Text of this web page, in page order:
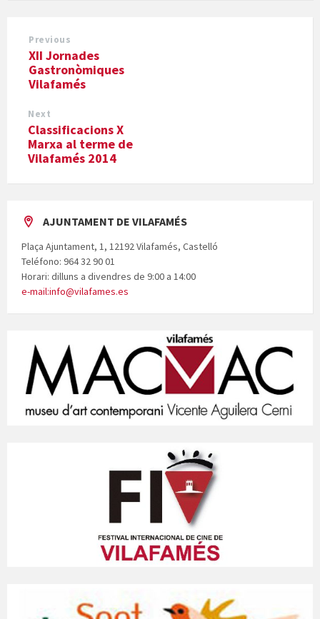
Previous
XII Jornades
Gastronòmiques
Vilafamés
Next
Classificacions X
Marxa al terme de
Vilafamés 2014
AJUNTAMENT DE VILAFAMÉS
Plaça Ajuntament, 1, 12192 Vilafamés, Castelló
Teléfono: 964 32 90 01
Horari: dilluns a divendres de 9:00 a 14:00
e-mail:info@vilafames.es